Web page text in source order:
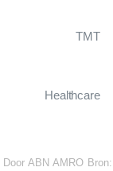
Bron:
Door ABN AMRO
TMT
Healthcare